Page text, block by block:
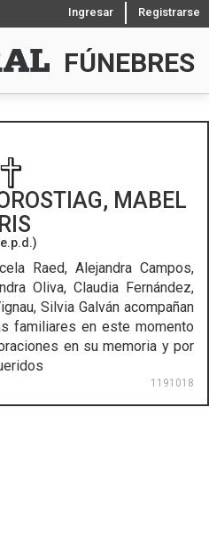
Ingresar Registrarse
FÚNEBRES
MABEL
IRIS
Raed, Alejandra Campos,
Oliva, Claudia Fernández,
Silvia Galván acompañan
familiares en este momento
en su memoria y por
1191018